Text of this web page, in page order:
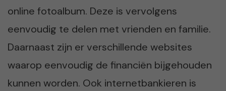
online fotoalbum. Deze is vervolgens
eenvoudig te delen met vrienden en familie.
Daarnaast zijn er verschillende websites
waarop eenvoudig de financiën bijgehouden
kunnen worden. Ook internetbankieren is